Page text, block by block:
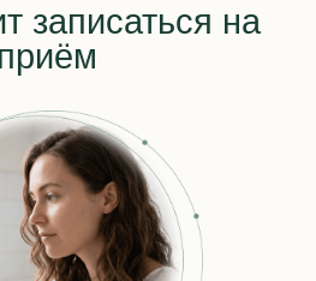
записаться на
приём